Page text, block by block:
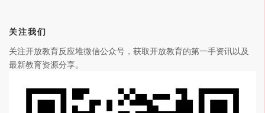
关注我们
关注开放教育反应堆微信公众号，获取开放教育的第一手资讯以及
最新教育资源分享。